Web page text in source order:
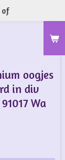
of
oogjes
in div
Wa